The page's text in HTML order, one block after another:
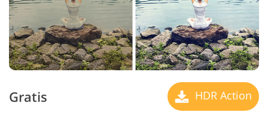
Gratis HDR Action